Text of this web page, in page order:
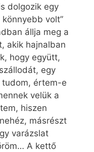
dolgozik egy
volt”
állja meg a
akik hajnalban
hogy együtt,
egy
tudom, értem-e
velük a
hiszen
másrészt
varázslat
A kettő